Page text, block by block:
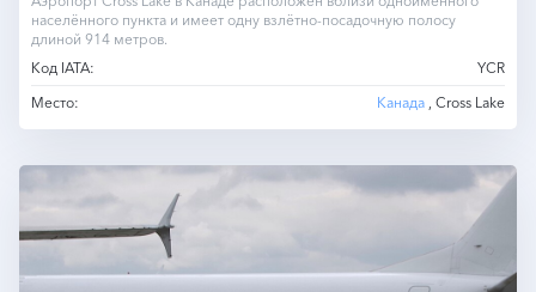
населённого пункта и имеет одну взлётно-посадочную полосу
длиной 914 метров.
Код IATA:
YCR
Место:
Канада , Cross Lake